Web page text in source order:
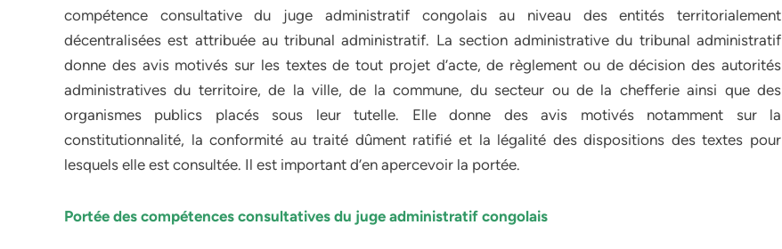
compétence consultative du juge administratif congolais au niveau des entités territorialement
décentralisées est attribuée au tribunal administratif. La section administrative du tribunal administratif
donne des avis motivés sur les textes de tout projet d’acte, de règlement ou de décision des autorités
administratives du territoire, de la ville, de la commune, du secteur ou de la chefferie ainsi que des
organismes publics placés sous leur tutelle. Elle donne des avis motivés notamment sur la
constitutionnalité, la conformité au traité dûment ratifié et la légalité des dispositions des textes pour
lesquels elle est consultée. Il est important d’en apercevoir la portée.
Portée des compétences consultatives du juge administratif congolais